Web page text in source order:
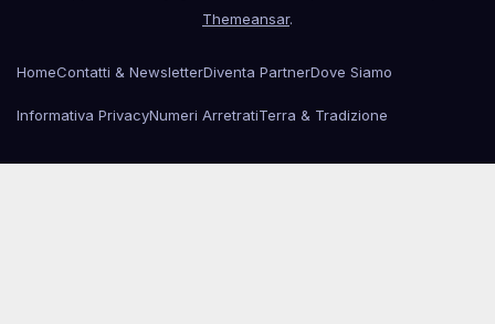
Themeansar.
HomeContatti & NewsletterDiventa PartnerDove Siamo
Informativa PrivacyNumeri ArretratiTerra & Tradizione